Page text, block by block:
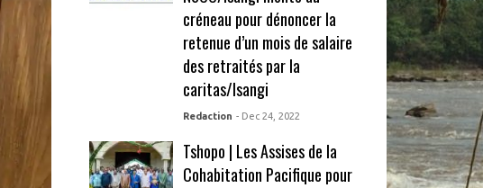
créneau pour dénoncer la
retenue d’un mois de salaire
des retraités par la
caritas/Isangi
Redaction - Dec 24, 2022
Tshopo | Les Assises de la
Cohabitation Pacifique pour